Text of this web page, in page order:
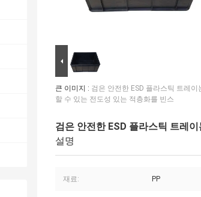
큰 이미지 : 검은 안전한 ESD 플라스틱 트레이
할 수 있는 전도성 있는 적층화를 빈스
검은 안전한 ESD 플라스틱 트레
설명
재료: PP